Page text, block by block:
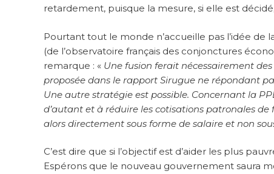
retardement, puisque la mesure, si elle est
Pourtant tout le monde n’accueille pas l’idée de
(de l’observatoire français des conjonctures
remarque : « Une fusion ferait nécessairement
proposée dans le rapport Sirugue ne répondant
Une autre stratégie est possible. Concernant la
d’autant et à réduire les cotisations patronales
alors directement sous forme de salaire et non
C’est dire que si l’objectif est d’aider les plus
Espérons que le nouveau gouvernement saura